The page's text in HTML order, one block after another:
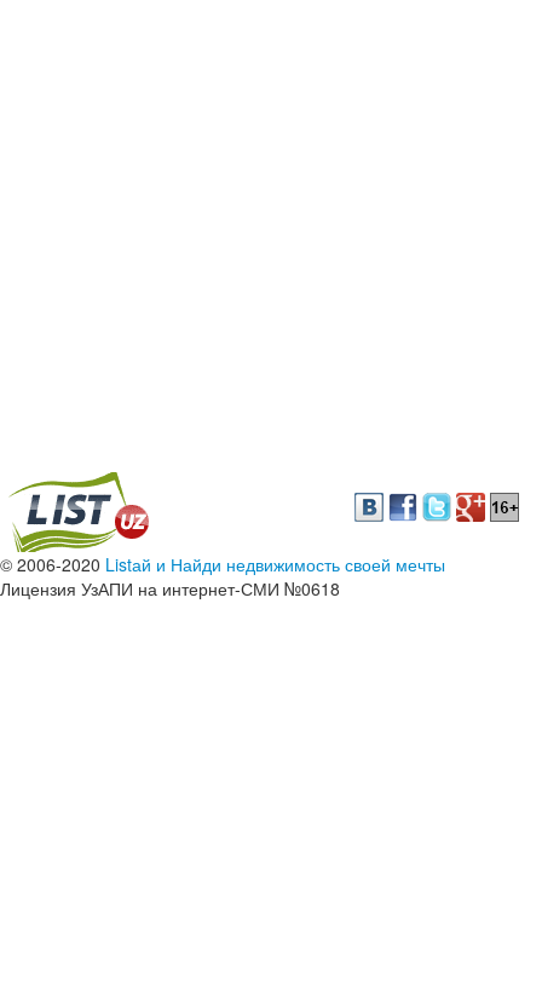
© 2006-2020 Listай и Найди недвижимость своей мечты
Лицензия УзАПИ на интернет-СМИ №0618